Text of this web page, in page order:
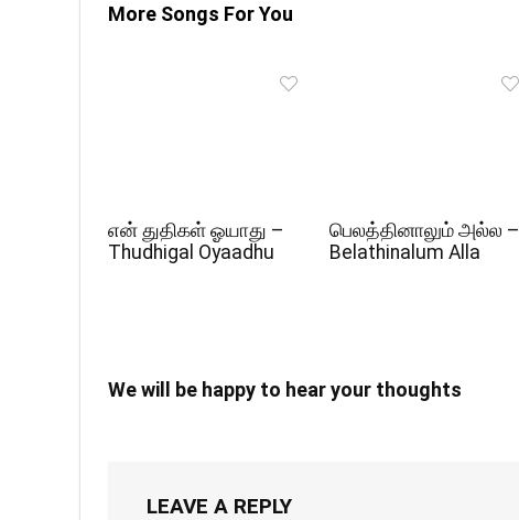
More Songs For You
என் துதிகள் ஓயாது –
Thudhigal Oyaadhu
பெலத்தினாலும் அல்ல –
Belathinalum Alla
We will be happy to hear your thoughts
LEAVE A REPLY